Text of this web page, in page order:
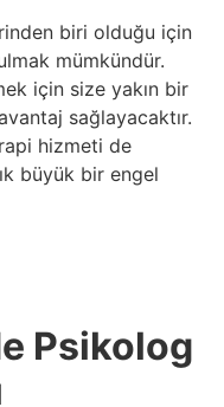
biri olduğu için
mümkündür.
için size yakın bir
sağlayacaktır.
hizmeti de
büyük bir engel
Psikolog